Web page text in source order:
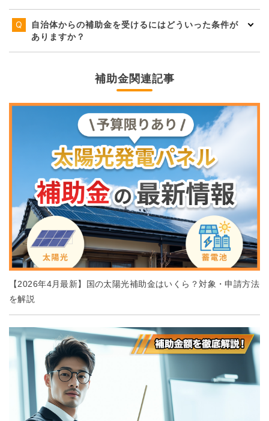
自治体からの補助金を受けるにはどういった条件が
ありますか？
補助金関連記事
【2026年4月最新】国の太陽光補助金はいくら？対象・申請方法
を解説